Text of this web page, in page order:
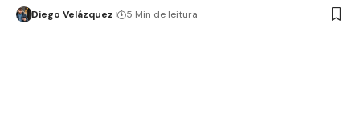
Diego Velázquez 5 Min de leitura